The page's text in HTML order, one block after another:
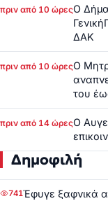
πριν από 10 ώρεςΟ
ΔΑΚ
πριν από 10 ώρεςΟ
του
πριν από 14 ώρεςΟ
Δημοφιλή
741Έφυγε ξαφνικά